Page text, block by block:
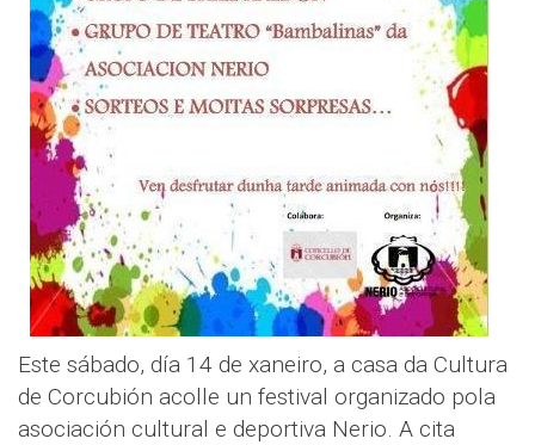
Este sábado, día 14 de xaneiro, a casa da Cultura
de Corcubión acolle un festival organizado pola
asociación cultural e deportiva Nerio. A cita